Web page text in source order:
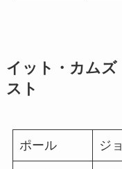
イット・カム
スト
ポール ジ